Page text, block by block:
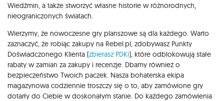
Wiedźmin, a także stworzyć własne historie w różnorodnych,
nieograniczonych światach.
Wierzymy, że nowoczesne gry planszowe są dla każdego. Warto
zaznaczyć, że robiąc zakupy na Rebel.pl, zdobywasz Punkty
Doświadczonego Klienta (zbierasz PDKi), które odblokowują stałe
rabaty w zamian za zakupy i recenzje. Dbamy również o
bezpieczeństwo Twoich paczek. Nasza bohaterska ekipa
magazynowa codziennie troszczy się o to, aby zamówione gry
dotarły do Ciebie w doskonałym stanie. Do każdego zamówienia